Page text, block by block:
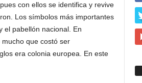
con ellos se identifica y revive
Los símbolos más importantes
el pabellón nacional. En
que costó ser
era colonia europea. En este